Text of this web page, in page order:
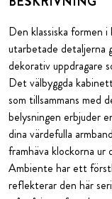
Den klassiska formen
utarbetade detaljerna
dekorativ uppdragare
Det välbyggda
som tillsammans med
belysningen erbjuder
dina värdefulla
framhäva klockorna ur
Ambiente har ett
reflekterar den här